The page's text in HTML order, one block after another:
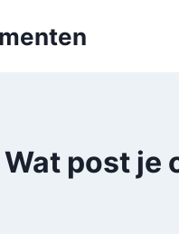
Wat post je